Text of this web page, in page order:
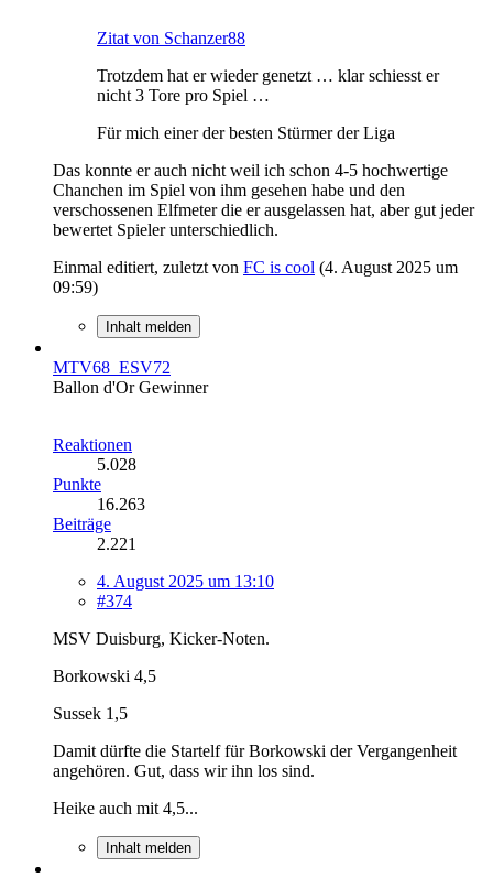
Zitat von Schanzer88
Trotzdem hat er wieder genetzt … klar schiesst er
nicht 3 Tore pro Spiel …
Für mich einer der besten Stürmer der Liga
Das konnte er auch nicht weil ich schon 4-5 hochwertige
Chanchen im Spiel von ihm gesehen habe und den
verschossenen Elfmeter die er ausgelassen hat, aber gut jeder
bewertet Spieler unterschiedlich.
Einmal editiert, zuletzt von FC is cool (4. August 2025 um
09:59)
Inhalt melden
MTV68_ESV72
Ballon d'Or Gewinner
Reaktionen
5.028
Punkte
16.263
Beiträge
2.221
4. August 2025 um 13:10
#374
MSV Duisburg, Kicker-Noten.
Borkowski 4,5
Sussek 1,5
Damit dürfte die Startelf für Borkowski der Vergangenheit
angehören. Gut, dass wir ihn los sind.
Heike auch mit 4,5...
Inhalt melden